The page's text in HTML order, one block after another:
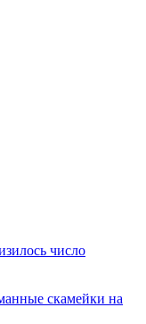
число
скамейки на